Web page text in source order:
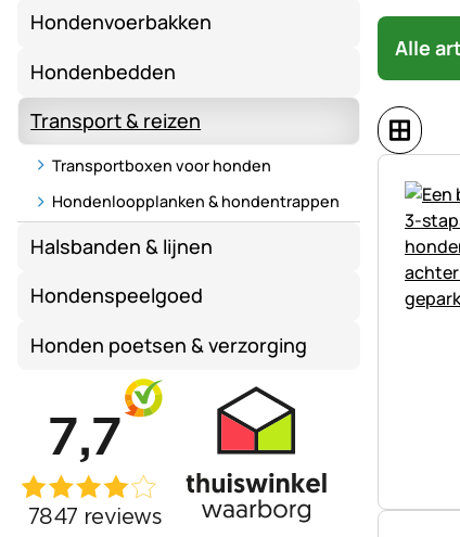
Hondenvoerbakken
Hondenbedden
Transport & reizen
Transportboxen voor honden
Hondenloopplanken & hondentrappen
Halsbanden & lijnen
Hondenspeelgoed
Honden poetsen & verzorging
Alle